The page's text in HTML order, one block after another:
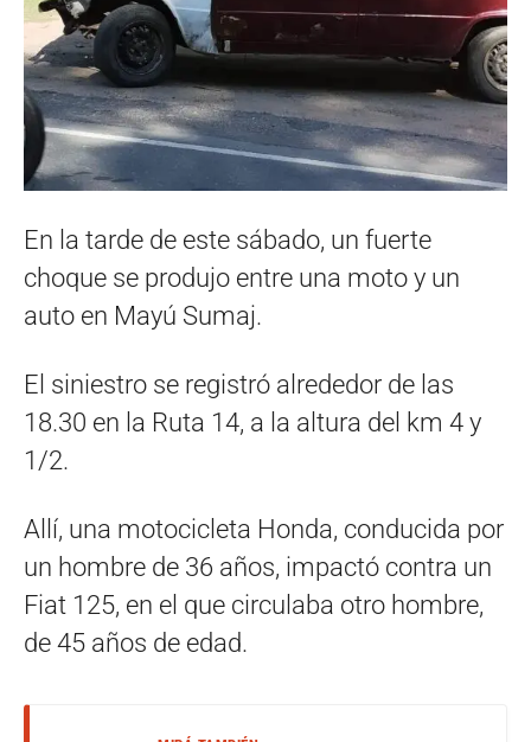
En la tarde de este sábado, un fuerte
choque se produjo entre una moto y un
auto en Mayú Sumaj.
El siniestro se registró alrededor de las
18.30 en la Ruta 14, a la altura del km 4 y
1/2.
Allí, una motocicleta Honda, conducida por
un hombre de 36 años, impactó contra un
Fiat 125, en el que circulaba otro hombre,
de 45 años de edad.